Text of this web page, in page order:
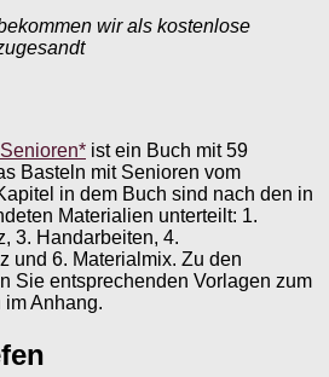
wir als kostenlose
ist ein Buch mit 59
Basteln mit Senioren vom
in dem Buch sind nach den in
Materialien unterteilt: 1.
3. Handarbeiten, 4.
und 6. Materialmix. Zu den
Sie entsprechenden Vorlagen zum
Anhang.